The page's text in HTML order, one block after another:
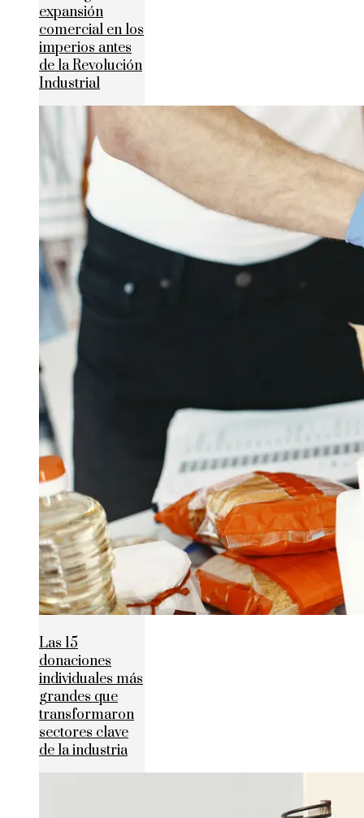
expansión
comercial en los
imperios antes
de la Revolución
Industrial
Las 15
donaciones
individuales más
grandes que
transformaron
sectores clave
de la industria